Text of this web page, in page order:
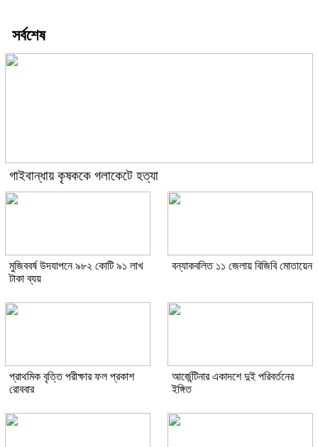
সর্বশেষ
গাইবান্ধায় কৃষককে গলাকেটে হত্যা
মুজিববর্ষ উদযাপনে ৯৮২ কোটি ৯১ লাখ
টাকা ব্যয়
বন্যাকবলিত ১১ জেলায় বিজিবি মোতায়েন
প্রাথমিক বৃত্তি পরীক্ষার ফল প্রকাশ
রোববার
আর্জেন্টিনার একাদশে দুই পরিবর্তনের
ইঙ্গিত